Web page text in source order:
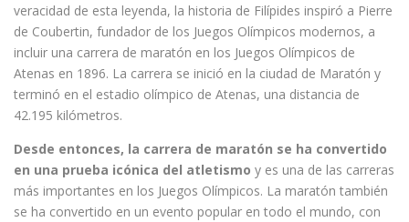
veracidad de esta leyenda, la historia de Filípides inspiró a Pierre
de Coubertin, fundador de los Juegos Olímpicos modernos, a
incluir una carrera de maratón en los Juegos Olímpicos de
Atenas en 1896. La carrera se inició en la ciudad de Maratón y
terminó en el estadio olímpico de Atenas, una distancia de
42.195 kilómetros.
Desde entonces, la carrera de maratón se ha convertido
en una prueba icónica del atletismo y es una de las carreras
más importantes en los Juegos Olímpicos. La maratón también
se ha convertido en un evento popular en todo el mundo, con